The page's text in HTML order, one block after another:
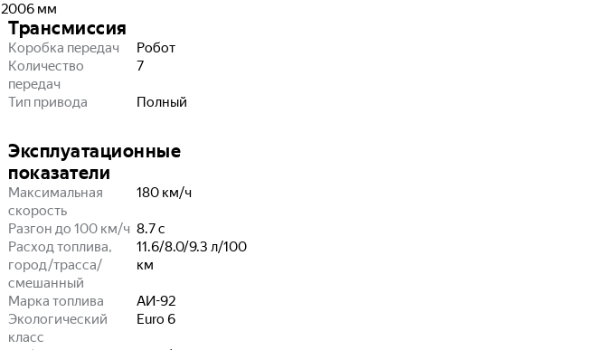
2006 мм
Трансмиссия
Коробка передач
Робот
Количество
передач
7
Тип привода Полный
Эксплуатационные
показатели
Максимальная
скорость
180 км/ч
Разгон до 100 км/ч 8.7с
Расход топлива,
город/трасса/
смешанный
11.6/8.0/9.3 л/100
км
Марка топлива
АИ-92
Экологический
класс
Euro 6